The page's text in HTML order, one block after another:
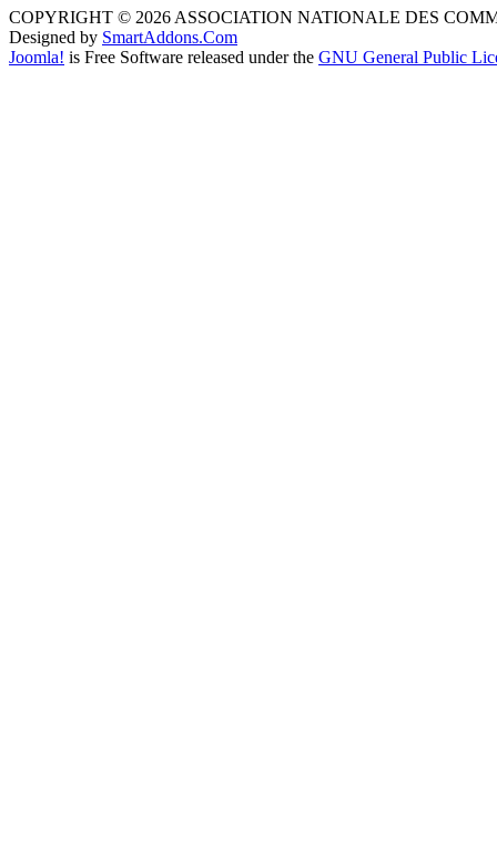
COPYRIGHT © 2026 ASSOCIATION NATIONALE DES
Designed by SmartAddons.Com
Joomla! is Free Software released under the GNU General Public